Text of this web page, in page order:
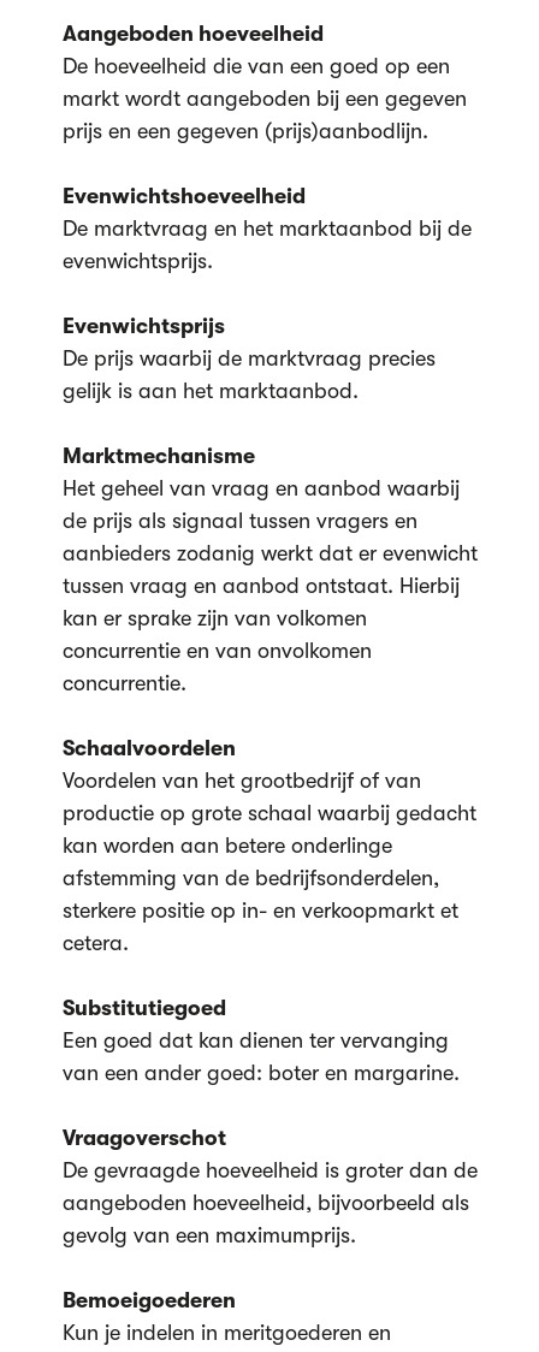
Aangeboden hoeveelheid
De hoeveelheid die van een goed op een
markt wordt aangeboden bij een gegeven
prijs en een gegeven (prijs)aanbodlijn.
Evenwichtshoeveelheid
De marktvraag en het marktaanbod bij de
evenwichtsprijs.
Evenwichtsprijs
De prijs waarbij de marktvraag precies
gelijk is aan het marktaanbod.
Marktmechanisme
Het geheel van vraag en aanbod waarbij
de prijs als signaal tussen vragers en
aanbieders zodanig werkt dat er evenwicht
tussen vraag en aanbod ontstaat. Hierbij
kan er sprake zijn van volkomen
concurrentie en van onvolkomen
concurrentie.
Schaalvoordelen
Voordelen van het grootbedrijf of van
productie op grote schaal waarbij gedacht
kan worden aan betere onderlinge
afstemming van de bedrijfsonderdelen,
sterkere positie op in- en verkoopmarkt et
cetera.
Substitutiegoed
Een goed dat kan dienen ter vervanging
van een ander goed: boter en margarine.
Vraagoverschot
De gevraagde hoeveelheid is groter dan de
aangeboden hoeveelheid, bijvoorbeeld als
gevolg van een maximumprijs.
Bemoeigoederen
Kun je indelen in meritgoederen en